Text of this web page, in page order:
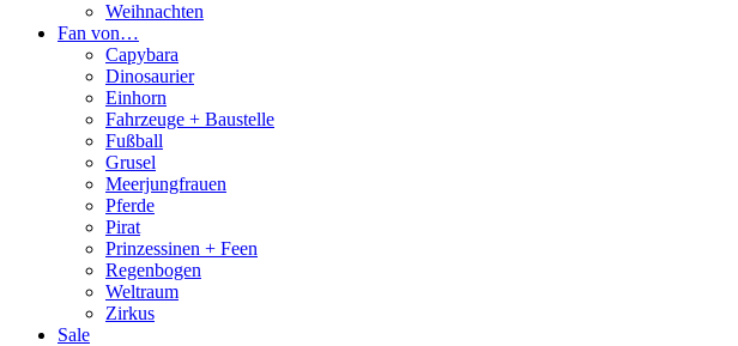
Weihnachten
Fan von…
Capybara
Dinosaurier
Einhorn
Fahrzeuge + Baustelle
Fußball
Grusel
Meerjungfrauen
Pferde
Pirat
Prinzessinen + Feen
Regenbogen
Weltraum
Zirkus
Sale